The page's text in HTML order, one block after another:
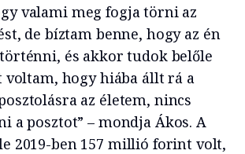
valami meg fogja törni az
de bíztam benne, hogy az én
és akkor tudok belőle
voltam, hogy hiába állt rá a
az életem, nincs
a posztot” – mondja Ákos. A
2019-ben 157 millió forint volt,